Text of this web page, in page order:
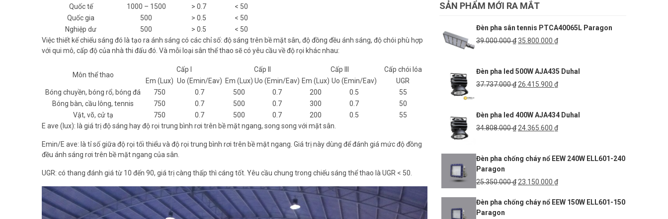
Quốc tế
1000 – 1500 > 0.7
< 50
Quốc gia
500 > 0.5
< 50
Nghiệp dư
500 > 0.5
< 50
Việc thiết kế chiếu sáng đó là tạo ra ánh sáng có các chỉ số: độ sáng trên bề mặt sân, độ đồng đều ánh sáng, độ chói phù hợp
với qui mô, cấp độ của nhà thi đấu đó. Và mỗi loại sân thể thao sẽ có yêu cầu về độ rọi khác nhau:
Môn thể thao
Cấp I Cấp II Cấp III
Cấp chói lóa
Em (Lux) Uo (Emin/Eav) Em (Lux) Uo (Emin/Eav) Em (Lux) Uo (Emin/Eav)
UGR
Bóng chuyền, bóng rổ, bóng đá
750 0.7 500 0.7 200 0.5
55
Bóng bàn, cầu lông, tennis
750 0.7 500 0.7 300 0.7
50
Vật, võ, cử tạ
750 0.7 500 0.7 200 0.5
55
E ave (lux): là giá trị độ sáng hay độ rọi trung bình rơi trên bề mặt ngang, song song với mặt sân.
Emin/E ave: là tỉ số giữa độ rọi tối thiểu và độ rọi trung bình rơi trên bề mặt ngang. Giá trị này dùng để đánh giá mức độ đồng
đều ánh sáng rơi trên bề mặt ngang của sân.
UGR: có thang đánh giá từ 10 đến 90, giá trị càng thấp thì cáng tốt. Yêu cầu chung trong chiếu sáng thể thao là UGR < 50.
468.000 ₫.
SẢN PHẨM MỚI RA MẮT
Đèn pha sân tennis PTCA40065L Paragon
39.000.000₫Giá
39.000.000 ₫.
35.800.000 ₫Giá
là:
35.800.000 ₫.
Đèn pha led 500W AJA435 Duhal
37.737.000₫ Giá
37.737.000 ₫.
26.415.900 ₫Giá
là:
26.415.900 ₫.
Đèn pha led 400W AJA434 Duhal
34.808.000₫ Giá
34.808.000 ₫.
24.365.600 ₫Giá
là:
Đèn pha chống cháy nổ EEW 240W ELL601-240
Paragon
25.350.000₫ Giá
là:
23.150.000 ₫Giá
tại
Đèn pha chống cháy nổ EEW 150W ELL601-150
Paragon